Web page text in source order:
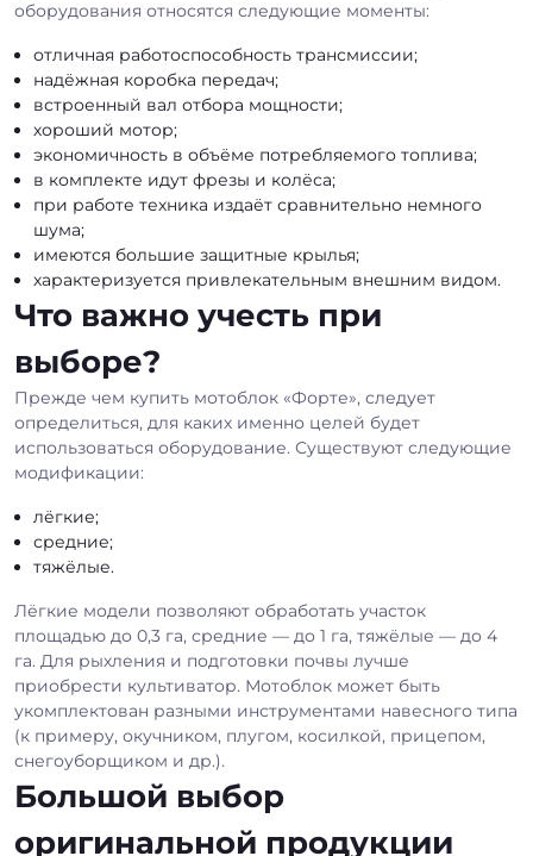
оборудования относятся следующие моменты:
отличная работоспособность трансмиссии;
надёжная коробка передач;
встроенный вал отбора мощности;
хороший мотор;
экономичность в объёме потребляемого топлива;
в комплекте идут фрезы и колёса;
при работе техника издаёт сравнительно немного
шума;
имеются большие защитные крылья;
характеризуется привлекательным внешним видом.
Что важно учесть при
выборе?
Прежде чем купить мотоблок «Форте», следует
определиться, для каких именно целей будет
использоваться оборудование. Существуют следующие
модификации:
лёгкие;
средние;
тяжёлые.
Лёгкие модели позволяют обработать участок
площадью до 0,3 га, средние — до 1 га, тяжёлые — до 4
га. Для рыхления и подготовки почвы лучше
приобрести культиватор. Мотоблок может быть
укомплектован разными инструментами навесного типа
(к примеру, окучником, плугом, косилкой, прицепом,
снегоуборщиком и др.).
Большой выбор
оригинальной продукции